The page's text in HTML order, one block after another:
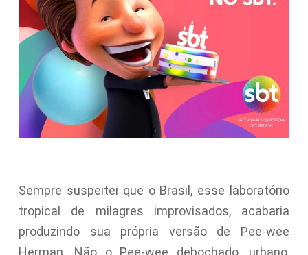
Sempre suspeitei que o Brasil, esse laboratório
tropical de milagres improvisados, acabaria
produzindo sua própria versão de Pee-wee
Herman. Não o Pee-wee debochado, urbano,